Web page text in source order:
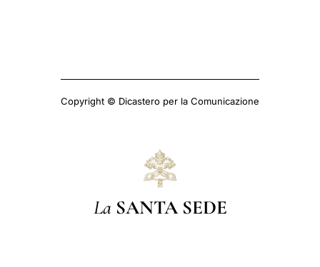
Copyright © Dicastero per la Comunicazione
La SANTA SEDE